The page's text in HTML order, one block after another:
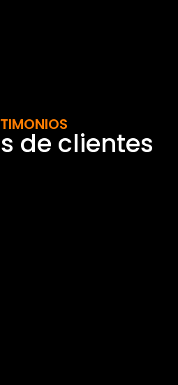
de clientes